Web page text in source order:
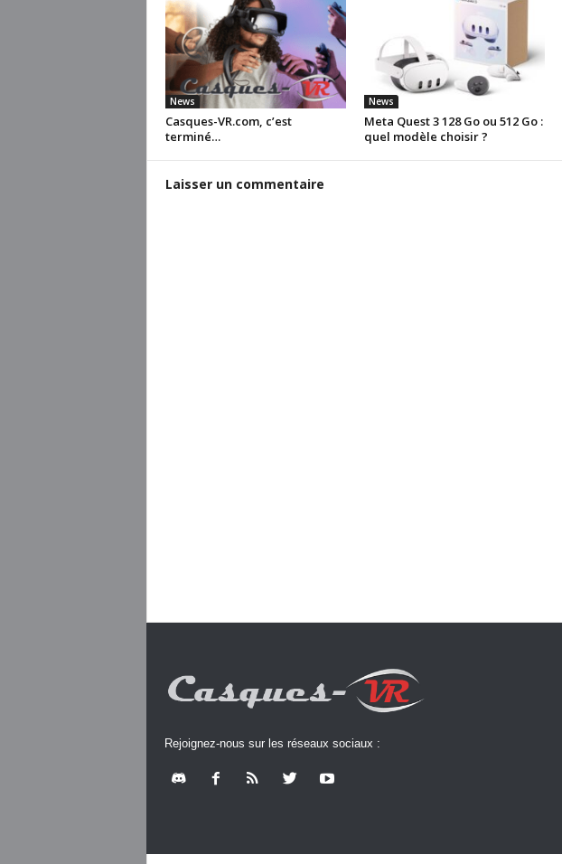
News
Casques-VR.com, c’est
terminé…
News
Meta Quest 3 128 Go ou 512 Go :
quel modèle choisir ?
Laisser un commentaire
Rejoignez-nous sur les réseaux sociaux :